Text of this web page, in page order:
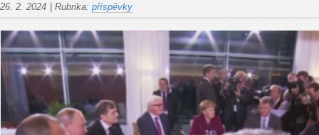
26. 2. 2024 Rubrika: příspěvky